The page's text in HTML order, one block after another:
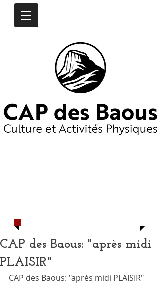
CAP des Baous: "après midi
PLAISIR"
CAP des Baous: "après midi PLAISIR"